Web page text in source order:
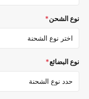
الشحن*
البضائع*